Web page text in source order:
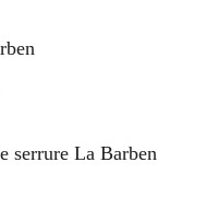
serrure La Barben